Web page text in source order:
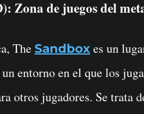
Zona de juegos del
The Sandbox es un
entorno en el que los
otros jugadores. Se trata